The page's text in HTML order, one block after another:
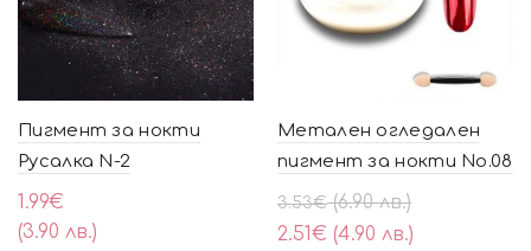
Пигмент за нокти
Русалка N-2
1.99€
(3.90 лв.)
Метален огледален
пигмент за нокти No.08
3.53€ (6.90 лв.)
Original
price
2.51€ (4.90 лв.)
Текущата
цена